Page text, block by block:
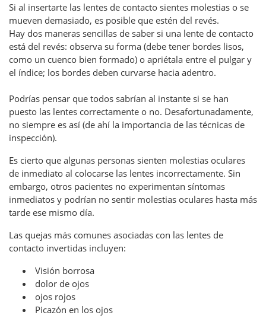
Si al insertarte las lentes de contacto sientes molestias o se
mueven demasiado, es posible que estén del revés.
Hay dos maneras sencillas de saber si una lente de contacto
está del revés: observa su forma (debe tener bordes lisos,
como un cuenco bien formado) o apriétala entre el pulgar y
el índice; los bordes deben curvarse hacia adentro.
Podrías pensar que todos sabrían al instante si se han
puesto las lentes correctamente o no. Desafortunadamente,
no siempre es así (de ahí la importancia de las técnicas de
inspección).
Es cierto que algunas personas sienten molestias oculares
de inmediato al colocarse las lentes incorrectamente. Sin
embargo, otros pacientes no experimentan síntomas
inmediatos y podrían no sentir molestias oculares hasta más
tarde ese mismo día.
Las quejas más comunes asociadas con las lentes de
contacto invertidas incluyen:
Visión borrosa
dolor de ojos
ojos rojos
Picazón en los ojos